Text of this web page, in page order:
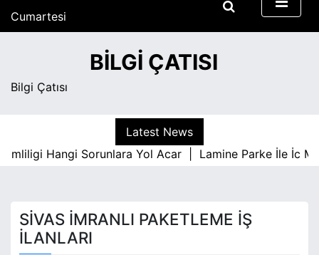
Cumartesi
Ağustos 8, 2026
BILGI ÇATISI
Bilgi Çatısı
Latest News
Hangi Sorunlara Yol Acar |Lamine Parke İle İc
SIVAS İMRANLI PAKETLEME İŞ
İLANLARI